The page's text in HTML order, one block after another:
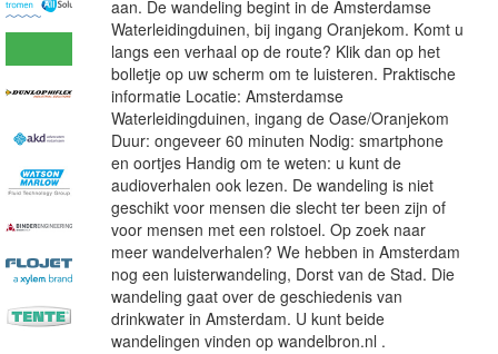
aan. De wandeling begint in de Amsterdamse
Waterleidingduinen, bij ingang Oranjekom. Komt u
langs een verhaal op de route? Klik dan op het
bolletje op uw scherm om te luisteren. Praktische
informatie Locatie: Amsterdamse
Waterleidingduinen, ingang de Oase/Oranjekom
Duur: ongeveer 60 minuten Nodig: smartphone
en oortjes Handig om te weten: u kunt de
audioverhalen ook lezen. De wandeling is niet
geschikt voor mensen die slecht ter been zijn of
voor mensen met een rolstoel. Op zoek naar
meer wandelverhalen? We hebben in Amsterdam
nog een luisterwandeling, Dorst van de Stad. Die
wandeling gaat over de geschiedenis van
drinkwater in Amsterdam. U kunt beide
wandelingen vinden op wandelbron.nl .